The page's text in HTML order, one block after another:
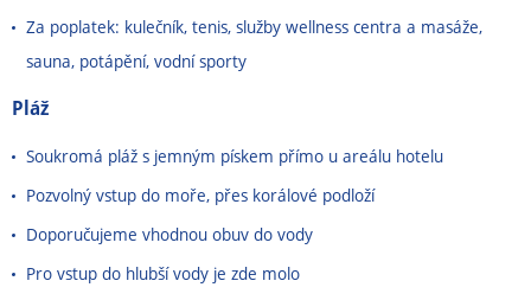
Za poplatek: kulečník, tenis, služby wellness centra a masáže,
sauna, potápění, vodní sporty
Pláž
Soukromá pláž s jemným pískem přímo u areálu hotelu
Pozvolný vstup do moře, přes korálové podloží
Doporučujeme vhodnou obuv do vody
Pro vstup do hlubší vody je zde molo